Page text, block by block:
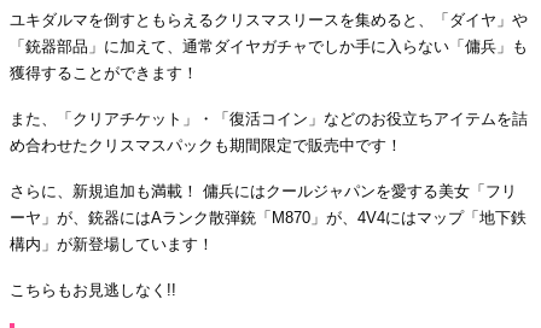
ユキダルマを倒すともらえるクリスマスリースを集めると、「ダイヤ」や
「銃器部品」に加えて、通常ダイヤガチャでしか手に入らない「傭兵」も
獲得することができます！
また、「クリアチケット」・「復活コイン」などのお役立ちアイテムを詰
め合わせたクリスマスパックも期間限定で販売中です！
さらに、新規追加も満載！ 傭兵にはクールジャパンを愛する美女「フリ
ーヤ」が、銃器にはAランク散弾銃「M870」が、4V4にはマップ「地下鉄
構内」が新登場しています！
こちらもお見逃しなく!!